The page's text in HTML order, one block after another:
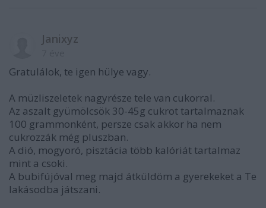
Janixyz
Gratulálok, te igen hülye vagy.
A müzliszeletek nagyrésze tele van cukorral.
Az aszalt gyümölcsök 30-45g cukrot tartalmaznak
100 grammonként, persze csak akkor ha nem
cukrozzák még pluszban.
A dió, mogyoró, pisztácia több kalóriát tartalmaz
mint a csoki.
A bubifújóval meg majd átküldöm a gyerekeket a Te
lakásodba játszani.